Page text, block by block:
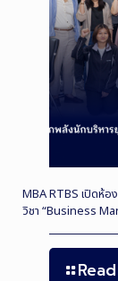
MBA RTBS เปิดห้
วิชา “Business